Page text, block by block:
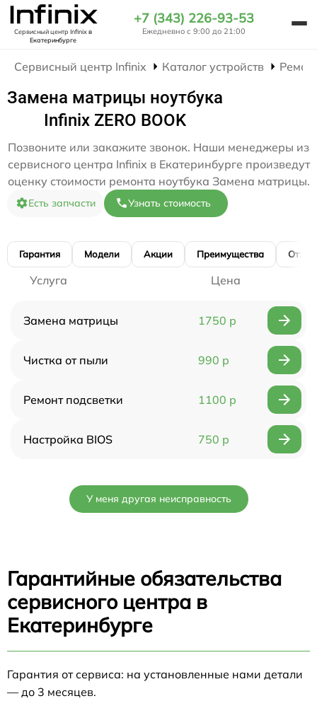
Сервисный центр Infinixв
Екатеринбурге
+7 (343) 226-93-53
Ежедневно с 9:00 до 21:00
Сервисный центр Infinix Каталог устройств
Замена матрицы ноутбука
Infinix ZERO BOOK
Позвоните или закажите звонок. Наши менеджеры из
сервисного центра Infinix в Екатеринбурге произведут
оценку стоимости ремонта ноутбука Замена матрицы.
Есть запчасти Узнать стоимость
Гарантия Модели Акции Преимущества
Услуга Цена
Замена матрицы 1750 р
Чистка от пыли 990 р
Ремонт подсветки 1100 р
Настройка BIOS 750 р
У меня другая неисправность
Гарантийные обязательства
сервисного центра в
Екатеринбурге
Гарантия от сервиса: на установленные нами детали
— до 3 месяцев.